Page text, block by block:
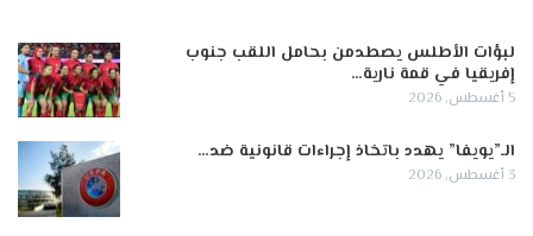
لبؤات الأطلس يصطدمن بحامل اللقب جنوب
إفريقيا في قمة نارية…
5 أغسطس, 2026
الـ”يويفا” يهدد باتخاذ إجراءات قانونية ضد…
3 أغسطس, 2026